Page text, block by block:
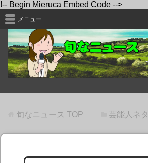
!-- Begin Mieruca Embed Code -->
メニュー
旬なニュース TOP 芸能人ネタ